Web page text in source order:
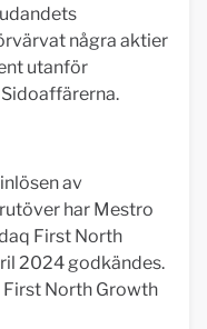
några aktier
utanför
av
har Mestro
First North
2024 godkändes.
First North Growth